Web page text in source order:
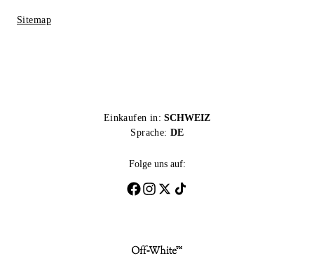
Sitemap
Einkaufen in: SCHWEIZ
Sprache: DE
Folge uns auf: